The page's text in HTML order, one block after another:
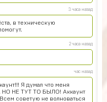
3 часа назад
в техническую
2 часа назад
час назад
Я думал что меня
НО НЕ ТУТ ТО БЫЛО! Аккаунт
советую не волноваться